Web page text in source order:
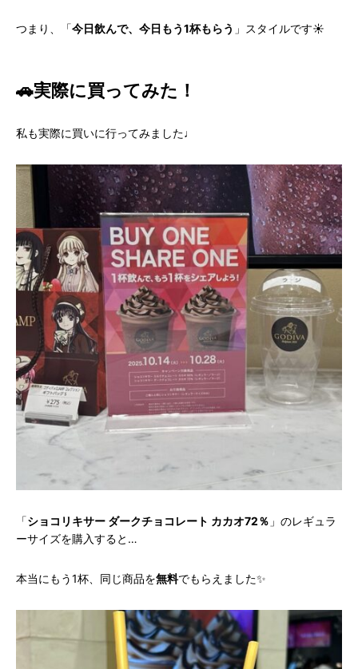
つまり、「今日飲んで、今日もう1杯もらう 」スタイルです☀️
🚗実際に買ってみた！
私も実際に買いに行ってみました♩
「ショコリキサー ダークチョコレート カカオ72％ 」のレギュラ
ーサイズを購入すると…
本当にもう1杯、同じ商品を無料でもらえました✨